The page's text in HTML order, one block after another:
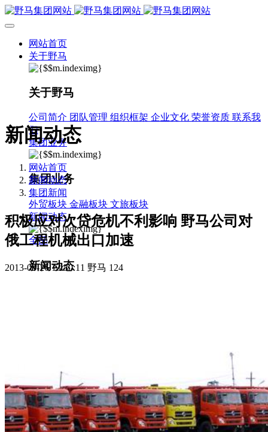
网站首页
关于野马
关于野马
公司简介 团队管理 组织框架 企业文化 荣誉资质 联系我
们
集团业务
集团业务
外贸板块 金融板块 文旅板块
新闻动态
全部
新闻动态
人才理念
人才招聘
社会招聘 校园招聘
视觉文化
新闻动态
网站首页
新闻动态
集团新闻
积极应对次贷危机不利影响 野马公司对
俄工程机械出口加速
2013-03-26 13:30:11 野马 124